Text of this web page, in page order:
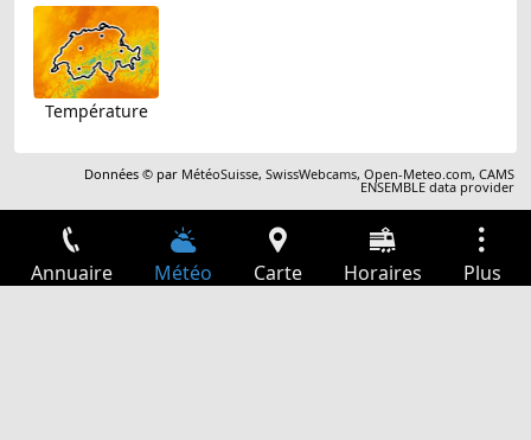
Température
Données © par MétéoSuisse,SwissWebcams,Open-Meteo.com,CAMS
ENSEMBLE data provider
Annuaire Météo Carte Horaires Plus